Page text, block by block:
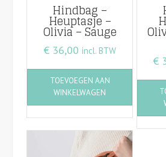
€
Hindbag –
Heuptasje –
Olivia – Sauge
€36,00 incl. BTW
TOEVOEGEN AAN
WINKELWAGEN